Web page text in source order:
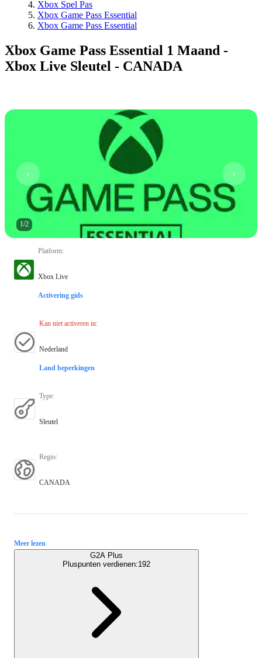
Xbox Spel Pas
Xbox Game Pass Essential
Xbox Game Pass Essential
Xbox Game Pass Essential 1 Maand -
Xbox Live Sleutel - CANADA
1/2
Platform:
Xbox Live
Activering gids
Kan niet activeren in:
Nederland
Land beperkingen
Type:
Sleutel
Regio:
CANADA
Meer lezen
G2A Plus
Pluspunten verdienen:192